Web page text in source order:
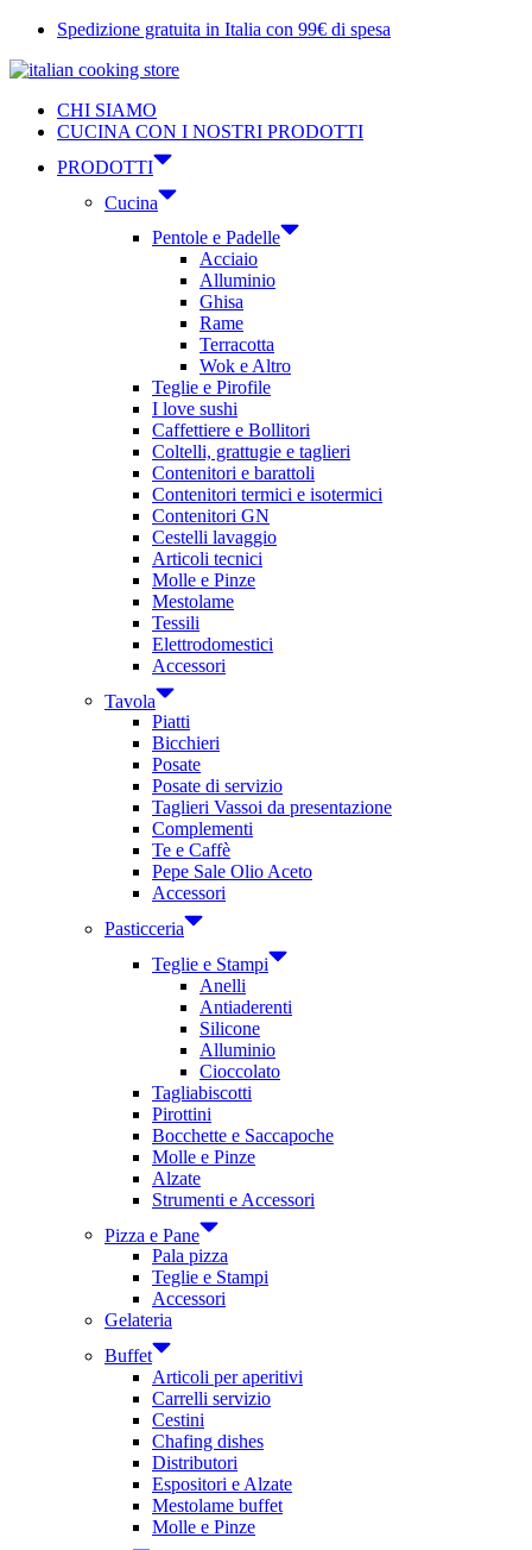
contenuto
Spedizione gratuita in Italia con 99€ di spesa
CHI SIAMO
CUCINA CON I NOSTRI PRODOTTI
PRODOTTI
Cucina
Pentole e Padelle
Acciaio
Alluminio
Ghisa
Rame
Terracotta
Wok e Altro
Teglie e Pirofile
I love sushi
Caffettiere e Bollitori
Coltelli, grattugie e taglieri
Contenitori e barattoli
Contenitori termici e isotermici
Contenitori GN
Cestelli lavaggio
Articoli tecnici
Molle e Pinze
Mestolame
Tessili
Elettrodomestici
Accessori
Tavola
Piatti
Bicchieri
Posate
Posate di servizio
Taglieri Vassoi da presentazione
Complementi
Te e Caffè
Pepe Sale Olio Aceto
Accessori
Pasticceria
Teglie e Stampi
Anelli
Antiaderenti
Silicone
Alluminio
Cioccolato
Tagliabiscotti
Pirottini
Bocchette e Saccapoche
Molle e Pinze
Alzate
Strumenti e Accessori
Pizza e Pane
Pala pizza
Teglie e Stampi
Accessori
Gelateria
Buffet
Articoli per aperitivi
Carrelli servizio
Cestini
Chafing dishes
Distributori
Espositori e Alzate
Mestolame buffet
Molle e Pinze